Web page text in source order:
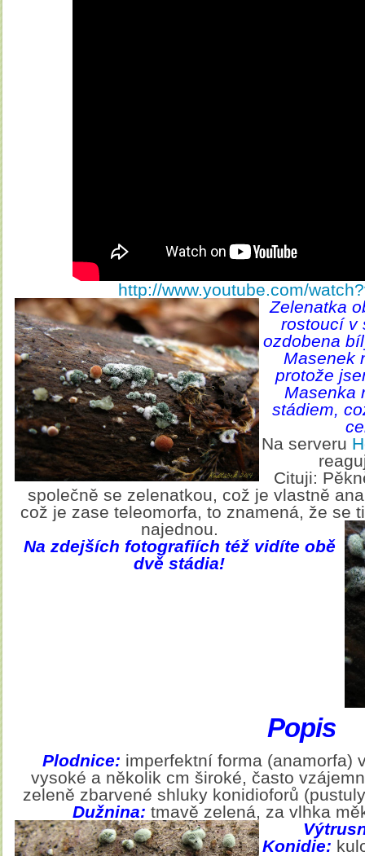
http://www.youtube.com/
Zelenatka
rostoucí v
ozdobena
Masenek
protože
Masenka
stádiem,
Na serveru
Cituji:
společně se zelenatkou, což je vlastně
což je zase teleomorfa, to znamená, že se
najednou.
Na zdejších fotografiích též vidíte obě
dvě stádia!
Popis
Plodnice: imperfektní forma (anamorfa)
vysoké a několik cm široké, často
zeleně zbarvené shluky konidioforů
Dužnina: tmavě zelená, za vlhka
Konidie: